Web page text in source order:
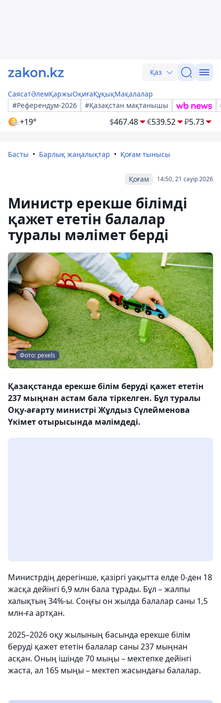
Қаз
СаясатӘлемҚаржыОқиғаҚұқықМақалалар
#Референдум-2026
#Қазақстан мақтанышы
+19° $467.48 €539.52 ₽5.73
Басты Барлық жаңалықтар Қоғам тынысы
14:50, 21 сәуір 2026
Қоғам
Министр ерекше білімді
қажет ететін балалар
туралы мәлімет берді
Фото: pexels
Қазақстанда ерекше білім беруді қажет ететін
237 мыңнан астам бала тіркелген. Бұл туралы
Оқу-ағарту министрі Жұлдыз Сүлейменова
Үкімет отырысында мәлімдеді.
Министрдің дерегінше, қазіргі уақытта елде 0-ден 18
жасқа дейінгі 6,9 млн бала тұрады. Бұл – жалпы
халықтың 34%-ы. Соңғы он жылда балалар саны 1,5
млн-ға артқан.
2025–2026 оқу жылының басында ерекше білім
беруді қажет ететін балалар саны 237 мыңнан
асқан. Оның ішінде 70 мыңы – мектепке дейінгі
жаста, ал 165 мыңы – мектеп жасындағы балалар.